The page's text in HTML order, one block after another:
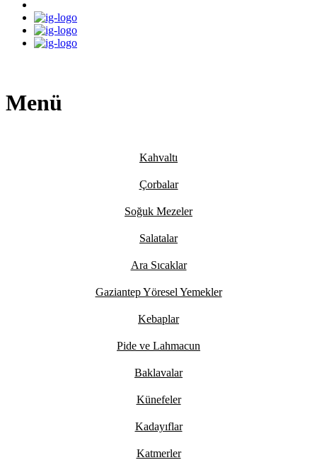
Menü
Kahvaltı
Çorbalar
Soğuk Mezeler
Salatalar
Ara Sıcaklar
Gaziantep Yöresel Yemekler
Kebaplar
Pide ve Lahmacun
Baklavalar
Künefeler
Kadayıflar
Katmerler